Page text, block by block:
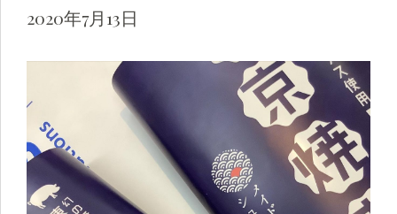
2020年7月13日